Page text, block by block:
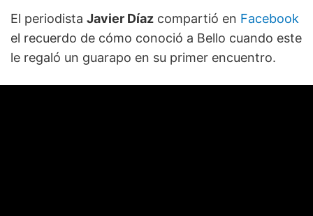
El periodista Javier Díaz compartió en Facebook
el recuerdo de cómo conoció a Bello cuando este
le regaló un guarapo en su primer encuentro.